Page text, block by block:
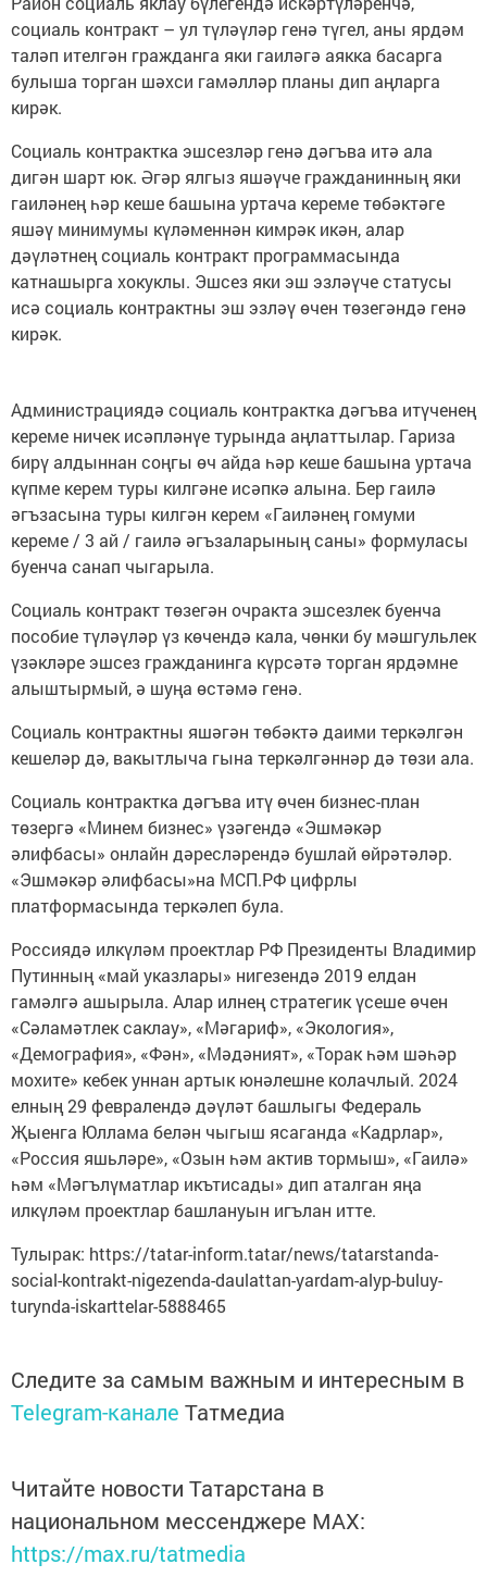
социаль контракт – ул түләүләр генә түгел, аны ярдәм
таләп ителгән гражданга яки гаиләгә аякка басарга
булыша торган шәхси гамәлләр планы дип аңларга
кирәк.
Социаль контрактка эшсезләр генә дәгъва итә ала
дигән шарт юк. Әгәр ялгыз яшәүче гражданинның яки
гаиләнең һәр кеше башына уртача кереме төбәктәге
яшәү минимумы күләменнән кимрәк икән, алар
дәүләтнең социаль контракт программасында
катнашырга хокуклы. Эшсез яки эш эзләүче статусы
исә социаль контрактны эш эзләү өчен төзегәндә генә
кирәк.
Администрациядә социаль контрактка дәгъва итүченең
кереме ничек исәпләнүе турында аңлаттылар. Гариза
бирү алдыннан соңгы өч айда һәр кеше башына уртача
күпме керем туры килгәне исәпкә алына. Бер гаилә
әгъзасына туры килгән керем «Гаиләнең гомуми
кереме / 3 ай / гаилә әгъзаларының саны» формуласы
буенча санап чыгарыла.
Социаль контракт төзегән очракта эшсезлек буенча
пособие түләүләр үз көчендә кала, чөнки бу мәшгульлек
үзәкләре эшсез гражданинга күрсәтә торган ярдәмне
алыштырмый, ә шуңа өстәмә генә.
Социаль контрактны яшәгән төбәктә даими теркәлгән
кешеләр дә, вакытлыча гына теркәлгәннәр дә төзи ала.
Социаль контрактка дәгъва итү өчен бизнес-план
төзергә «Минем бизнес» үзәгендә «Эшмәкәр
әлифбасы» онлайн дәресләрендә бушлай өйрәтәләр.
«Эшмәкәр әлифбасы»на МСП.РФ цифрлы
платформасында теркәлеп була.
Россиядә илкүләм проектлар РФ Президенты Владимир
Путинның «май указлары» нигезендә 2019 елдан
гамәлгә ашырыла. Алар илнең стратегик үсеше өчен
«Сәламәтлек саклау», «Мәгариф», «Экология»,
«Демография», «Фән», «Мәдәният», «Торак һәм шәһәр
мохите» кебек уннан артык юнәлешне колачлый. 2024
елның 29 февралендә дәүләт башлыгы Федераль
Җыенга Юллама белән чыгыш ясаганда «Кадрлар»,
«Россия яшьләре», «Озын һәм актив тормыш», «Гаилә»
һәм «Мәгълүматлар икътисады» дип аталган яңа
илкүләм проектлар башлануын игълан итте.
Тулырак: https://tatar-inform.tatar/news/tatarstanda-
social-kontrakt-nigezenda-daulattan-yardam-alyp-buluy-
turynda-iskarttelar-5888465
Следите за самым важным и интересным в
Telegram-канале Татмедиа
Читайте новости Татарстана в
национальном мессенджере MАХ:
https://max.ru/tatmedia